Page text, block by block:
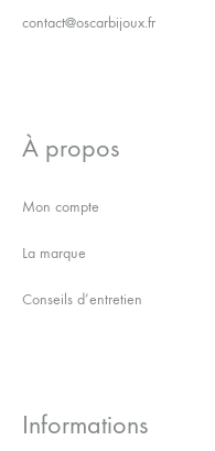
contact@oscarbijoux.fr
À propos
Mon compte
La marque
Conseils d’entretien
Informations